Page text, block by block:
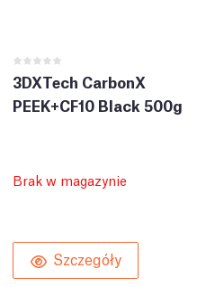
3DXTech CarbonX
PEEK+CF10 Black 500g
Brak w magazynie
Szczegóły